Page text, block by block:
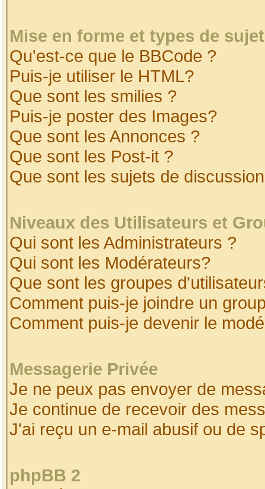
Mise en forme et types de
Qu'est-ce que le BBCode ?
Puis-je utiliser le HTML?
Que sont les smilies ?
Puis-je poster des Images?
Que sont les Annonces ?
Que sont les Post-it ?
Que sont les sujets de
Niveaux des Utilisateurs et
Qui sont les Administrateurs ?
Qui sont les Modérateurs?
Que sont les groupes
Comment puis-je joindre un
Comment puis-je devenir le
Messagerie Privée
Je ne peux pas envoyer de
Je continue de recevoir des
J'ai reçu un e-mail abusif ou de
phpBB 2